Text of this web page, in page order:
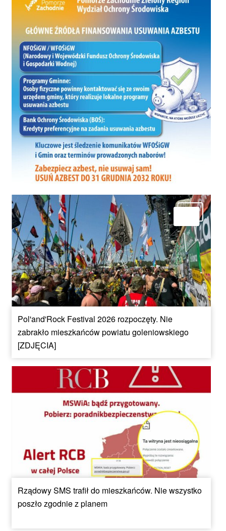
Pol'and'Rock Festival 2026 rozpoczęty. Nie
zabrakło mieszkańców powiatu goleniowskiego
[ZDJĘCIA]
Rządowy SMS trafił do mieszkańców. Nie wszystko
poszło zgodnie z planem